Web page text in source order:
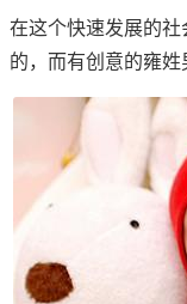
在这个快速发展的社
的，而有创意的雍姓